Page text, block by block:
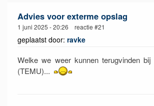
Advies voor exterme opslag
1 juni 2025 - 20:26 reactie #21
geplaatst door: ravke
Welke we weer kunnen terugvinden bij
(TEMU)...